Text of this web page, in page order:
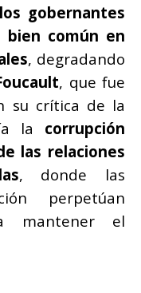
gobernantes
bien común en
, degradando
, que fue
su crítica de la
la corrupción
las relaciones
, donde las
perpetúan
mantener el